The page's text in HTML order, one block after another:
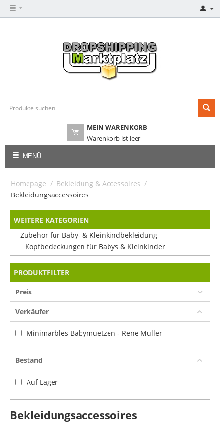
MEIN WARENKORB
Warenkorb ist leer
MENÜ
Homepage / Bekleidung & Accessoires /
Bekleidungsaccessoires
WEITERE KATEGORIEN
Zubehör für Baby- & Kleinkindbekleidung
Kopfbedeckungen für Babys & Kleinkinder
PRODUKTFILTER
Preis
Verkäufer
Minimarbles Babymuetzen - Rene Müller
Bestand
Auf Lager
Bekleidungsaccessoires